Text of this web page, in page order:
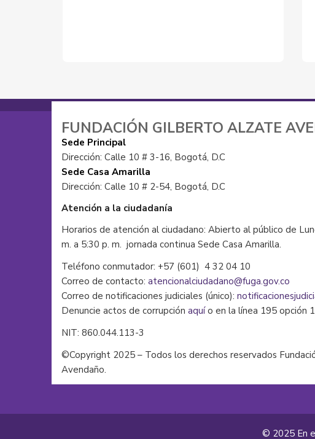
FUNDACIÓN GILBERTO ALZATE
Sede Principal
Dirección: Calle 10 # 3-16, Bogotá, D.C
Sede Casa Amarilla
Dirección: Calle 10 # 2-54, Bogotá, D.C
Atención a la ciudadanía
Horarios de atención al ciudadano: Abierto al público de
m. a 5:30 p. m. jornada continua Sede Casa Amarilla.
Teléfono conmutador: +57 (601) 4 32 04 10
Correo de contacto: atencionalciudadano@fuga.gov.co
Correo de notificaciones judiciales (único):
Denuncie actos de corrupción aquío en la línea 195 opción 1
NIT: 860.044.113-3
©Copyright 2025 – Todos los derechos reservados
Avendaño.
© 2025 En